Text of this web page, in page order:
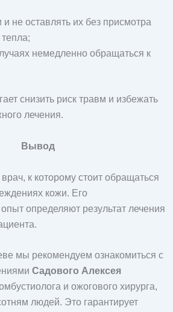
и не оставлять их без присмотра
немедленно обращаться к
снизить риск травм и избежать
лечения.
Вывод
к которому стоит обращаться
кожи. Его
определяют результат лечения
мы рекомендуем ознакомиться с
Садового Алексея
и ожогового хирурга,
людей. Это гарантирует